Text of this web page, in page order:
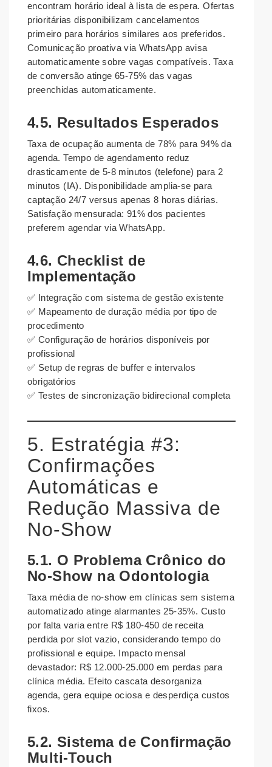
encontram horário ideal à lista de espera. Ofertas
prioritárias disponibilizam cancelamentos
primeiro para horários similares aos preferidos.
Comunicação proativa via WhatsApp avisa
automaticamente sobre vagas compatíveis. Taxa
de conversão atinge 65-75% das vagas
preenchidas automaticamente.
4.5. Resultados Esperados
Taxa de ocupação aumenta de 78% para 94% da
agenda. Tempo de agendamento reduz
drasticamente de 5-8 minutos (telefone) para 2
minutos (IA). Disponibilidade amplia-se para
captação 24/7 versus apenas 8 horas diárias.
Satisfação mensurada: 91% dos pacientes
preferem agendar via WhatsApp.
4.6. Checklist de
Implementação
✅ Integração com sistema de gestão existente
✅ Mapeamento de duração média por tipo de
procedimento
✅ Configuração de horários disponíveis por
profissional
✅ Setup de regras de buffer e intervalos
obrigatórios
✅ Testes de sincronização bidirecional completa
5. Estratégia #3:
Confirmações
Automáticas e
Redução Massiva de
No-Show
5.1. O Problema Crônico do
No-Show na Odontologia
Taxa média de no-show em clínicas sem sistema
automatizado atinge alarmantes 25-35%. Custo
por falta varia entre R$ 180-450 de receita
perdida por slot vazio, considerando tempo do
profissional e equipe. Impacto mensal
devastador: R$ 12.000-25.000 em perdas para
clínica média. Efeito cascata desorganiza
agenda, gera equipe ociosa e desperdiça custos
fixos.
5.2. Sistema de Confirmação
Multi-Touch